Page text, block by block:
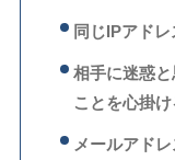
同じIPアド
相手に迷惑
ことを心掛け
メールアド